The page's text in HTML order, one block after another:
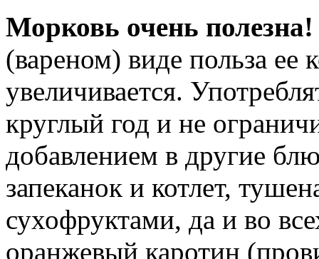
Морковь очень полезна!
(вареном) виде польза ее
увеличивается.
круглый год и не
добавлением в другие
запеканок и котлет,
сухофруктами, да и во
оранжевый каротин